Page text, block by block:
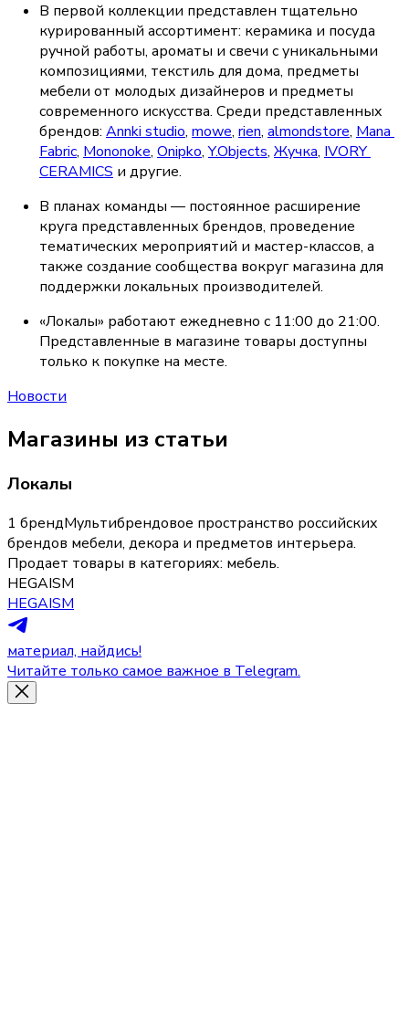
В первой коллекции представлен тщательно
курированный ассортимент: керамика и посуда
ручной работы, ароматы и свечи с уникальными
композициями, текстиль для дома, предметы
мебели от молодых дизайнеров и предметы
современного искусства. Среди представленных
брендов: Annki studio, mowe, rien, almondstore, Mana
Fabric, Mononoke, Onipko, Y.Objects, Жучка, IVORY
CERAMICS и другие.
В планах команды — постоянное расширение
круга представленных брендов, проведение
тематических мероприятий и мастер-классов, а
также создание сообщества вокруг магазина для
поддержки локальных производителей.
«Локалы» работают ежедневно с 11:00 до 21:00.
Представленные в магазине товары доступны
только к покупке на месте.
Новости
Магазины из статьи
Локалы
1 брендМультибрендовое пространство российских
брендов мебели, декора и предметов интерьера.
Продает товары в категориях: мебель.
HEGAISM
HEGAISM
материал, найдись!
Читайте только самое важное в Telegram.